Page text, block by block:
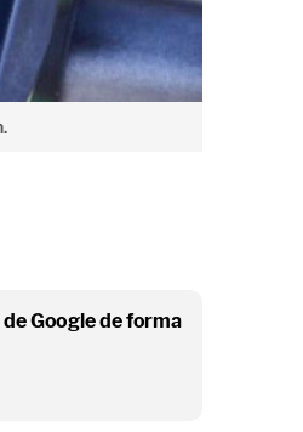
Google de forma